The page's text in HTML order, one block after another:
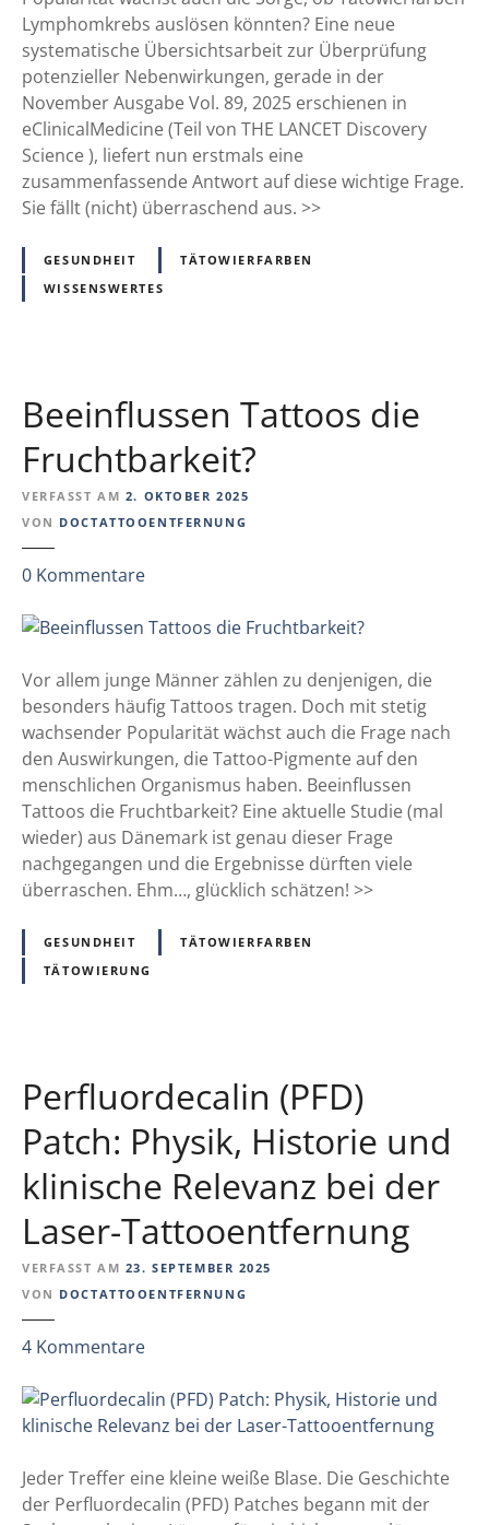
e
t
e
T
a
t
t
o
n
y
m
p
h
o
m
-
R
i
a
d
i
e
i
s
n
s
c
h
a
f
t
b
i
e
k
l
i
c
h
b
Lymphomkrebs auslösen könnten? Eine neue
systematische Übersichtsarbeit zur Überprüfung
potenzieller Nebenwirkungen, gerade in der
November Ausgabe Vol. 89, 2025 erschienen in
eClinicalMedicine (Teil von THE LANCET Discovery
Science ), liefert nun erstmals eine
zusammenfassende Antwort auf diese wichtige Frage.
Sie fällt (nicht) überraschend aus. >>
GESUNDHEIT
TÄTOWIERFARBEN
WISSENSWERTES
Beeinflussen Tattoos die
Fruchtbarkeit?
VERFASST AM 2. OKTOBER 2025
VON DOCTATTOOENTFERNUNG
0 Kommentarez
B
e
i
n
f
l
u
s
s
e
a
s
d
i
e
F
r
a
r
k
i
t
Vor allem junge Männer zählen zu denjenigen, die
besonders häufig Tattoos tragen. Doch mit stetig
wachsender Popularität wächst auch die Frage nach
den Auswirkungen, die Tattoo-Pigmente auf den
menschlichen Organismus haben. Beeinflussen
Tattoos die Fruchtbarkeit? Eine aktuelle Studie (mal
wieder) aus Dänemark ist genau dieser Frage
nachgegangen und die Ergebnisse dürften viele
überraschen. Ehm…, glücklich schätzen! >>
GESUNDHEIT
TÄTOWIERFARBEN
TÄTOWIERUNG
Perfluordecalin (PFD)
Patch: Physik, Historie und
klinische Relevanz bei der
Laser-Tattooentfernung
VERFASST AM 23. SEPTEMBER 2025
VON DOCTATTOOENTFERNUNG
4 Kommentarez
P
e
f
l
Jeder Treffer eine kleine weiße Blase. Die Geschichte
der Perfluordecalin (PFD) Patches begann mit der